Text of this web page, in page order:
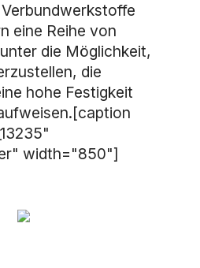
eine Reihe von
die Möglichkeit,
die
hohe Festigkeit
width="850"]